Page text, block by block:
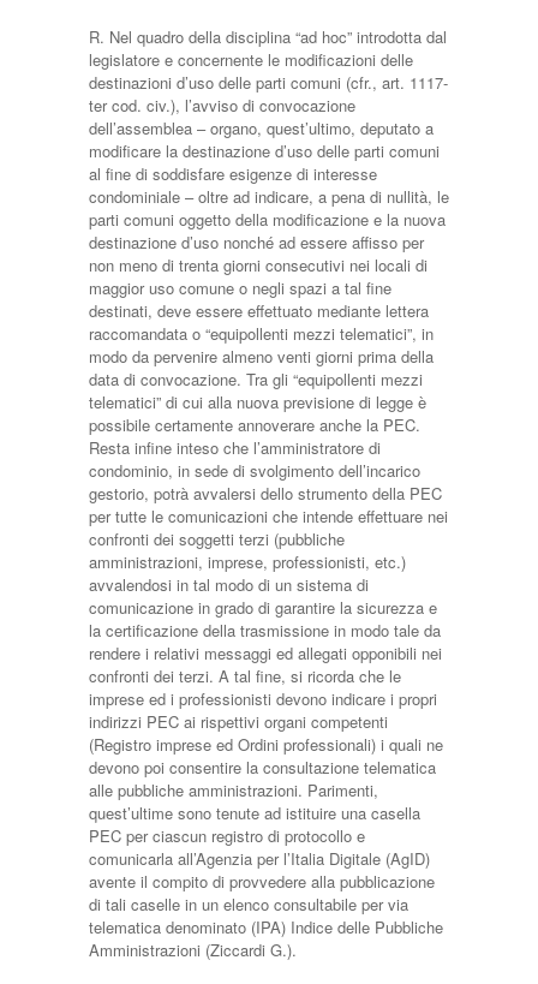
R. Nel quadro della disciplina “ad hoc” introdotta dal
legislatore e concernente le modificazioni delle
destinazioni d’uso delle parti comuni (cfr., art. 1117-
ter cod. civ.), l’avviso di convocazione
dell’assemblea – organo, quest’ultimo, deputato a
modificare la destinazione d’uso delle parti comuni
al fine di soddisfare esigenze di interesse
condominiale – oltre ad indicare, a pena di nullità, le
parti comuni oggetto della modificazione e la nuova
destinazione d’uso nonché ad essere affisso per
non meno di trenta giorni consecutivi nei locali di
maggior uso comune o negli spazi a tal fine
destinati, deve essere effettuato mediante lettera
raccomandata o “equipollenti mezzi telematici”, in
modo da pervenire almeno venti giorni prima della
data di convocazione. Tra gli “equipollenti mezzi
telematici” di cui alla nuova previsione di legge è
possibile certamente annoverare anche la PEC.
Resta infine inteso che l’amministratore di
condominio, in sede di svolgimento dell’incarico
gestorio, potrà avvalersi dello strumento della PEC
per tutte le comunicazioni che intende effettuare nei
confronti dei soggetti terzi (pubbliche
amministrazioni, imprese, professionisti, etc.)
avvalendosi in tal modo di un sistema di
comunicazione in grado di garantire la sicurezza e
la certificazione della trasmissione in modo tale da
rendere i relativi messaggi ed allegati opponibili nei
confronti dei terzi. A tal fine, si ricorda che le
imprese ed i professionisti devono indicare i propri
indirizzi PEC ai rispettivi organi competenti
(Registro imprese ed Ordini professionali) i quali ne
devono poi consentire la consultazione telematica
alle pubbliche amministrazioni. Parimenti,
quest’ultime sono tenute ad istituire una casella
PEC per ciascun registro di protocollo e
comunicarla all’Agenzia per l’Italia Digitale (AgID)
avente il compito di provvedere alla pubblicazione
di tali caselle in un elenco consultabile per via
telematica denominato (IPA) Indice delle Pubbliche
Amministrazioni (Ziccardi G.).